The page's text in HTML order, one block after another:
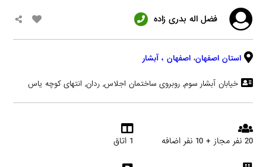
فضل اله بدری زاده
استان اصفهان، اصفهان ، آبشار
خیابان آبشار سوم, روبروی ساختمان اجلاس, ردان, انتهای کوچه یاس
20 نفر مجاز + 10 نفر اضافه 1 اتاق